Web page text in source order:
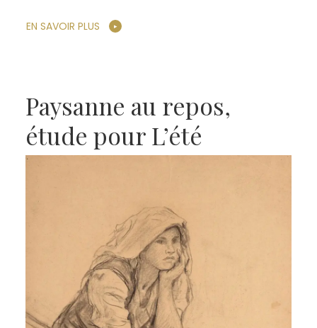
EN SAVOIR PLUS
Paysanne au repos,
étude pour L’été